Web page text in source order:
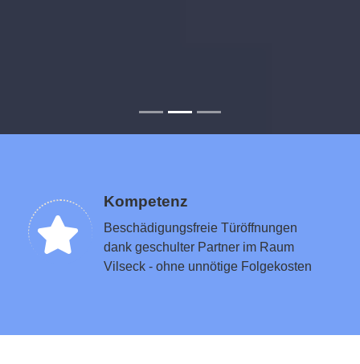
Kompetenz
Beschädigungsfreie Türöffnungen
dank geschulter Partner im Raum
Vilseck - ohne unnötige Folgekosten